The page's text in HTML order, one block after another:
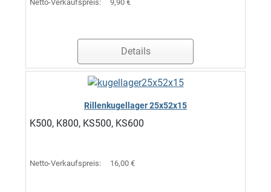
Netto-Verkaufspreis: 9,90 €
Details
Rillenkugellager 25x52x15
K500, K800, KS500, KS600
Netto-Verkaufspreis: 16,00 €